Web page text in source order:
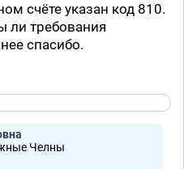
счёте указан код 810.
ли требования
спасибо.
Челны